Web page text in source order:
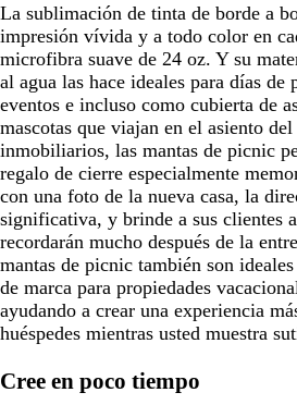
La sublimación de tinta de borde a
impresión vívida y a todo color en
microfibra suave de 24 oz. Y su
al agua las hace ideales para días de
eventos e incluso como cubierta de
mascotas que viajan en el asiento
inmobiliarios, las mantas de picnic
regalo de cierre especialmente
con una foto de la nueva casa, la
significativa, y brinde a sus clientes
recordarán mucho después de la
mantas de picnic también son
de marca para propiedades
ayudando a crear una experiencia
huéspedes mientras usted muestra
Cree en poco tiempo